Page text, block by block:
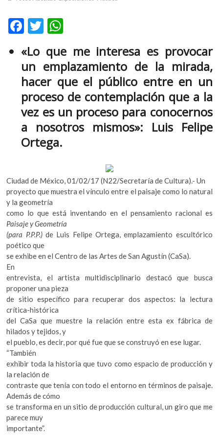
n
F
e
b
o
o
k
T
itt
er
at
s
A
p
p
«Lo que me interesa es provocar
un emplazamiento de la mirada,
hacer que el público entre en un
proceso de contemplación que a la
vez es un proceso para conocernos
a nosotros mismos»: Luis Felipe
Ortega.
Ciudad de México, 01/02/17 (N22/Secretaría de Cultura).- Un
proyecto que muestra el vínculo entre el paisaje como lo natural
y la geometría
como lo que está inventando en el pensamiento racional es
Paisaje y Geometría
(para P.P.P.)de Luis Felipe Ortega, emplazamiento escultórico
poético que
se exhibe en el Centro de las Artes de San Agustín (CaSa).
En
entrevista, el artista multidisciplinario destacó que busca
proponer una pieza
de sitio específico para recuperar dos aspectos: la lectura
crítica-histórica
del CaSa que muestre la relación entre esta ex fábrica de
hilados y tejidos, y
el pueblo, es decir, por qué fue que se construyó en ese lugar.
“También
exhibir toda la historia que tuvo como espacio de producción y
la relación de
contraste que tenía con todo el entorno en términos de paisaje.
Además de cómo
se transforma en un sitio de producción cultural, un giro que me
parece muy
importante”.